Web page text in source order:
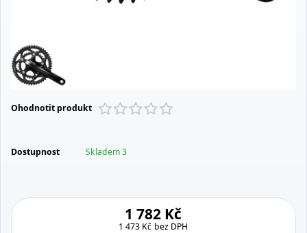
Ohodnotit produkt
Dostupnost Skladem 3
1 782 Kč
1 473 Kč bez DPH